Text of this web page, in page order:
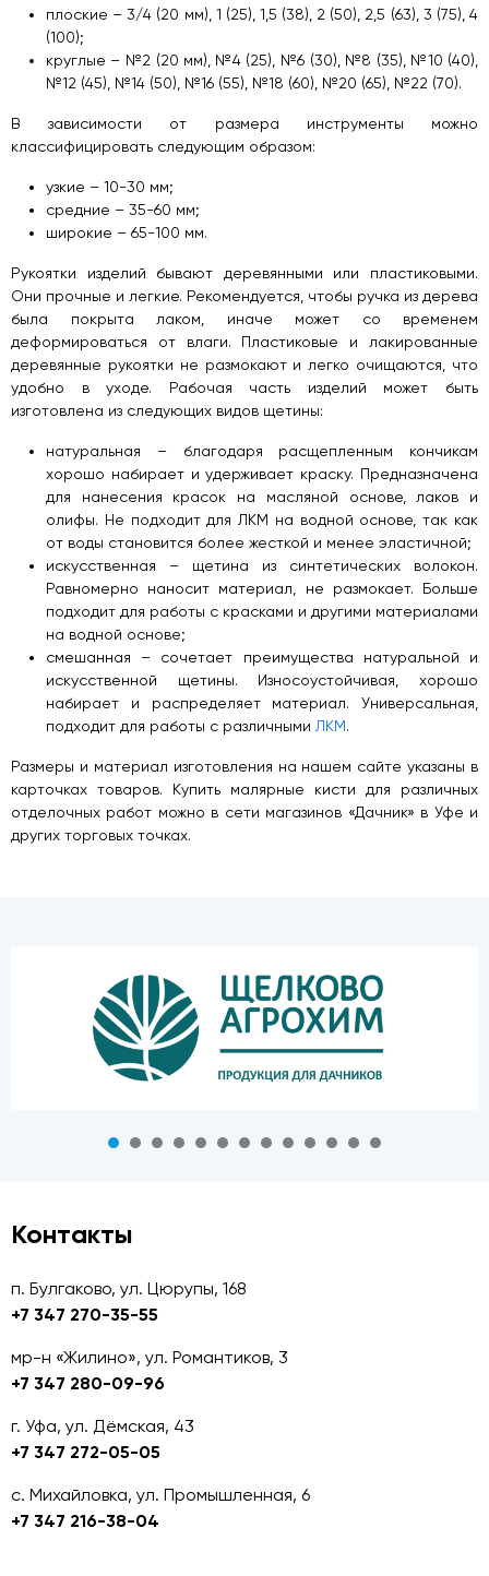
плоские – 3/4 (20 мм), 1 (25), 1,5 (38), 2 (50), 2,5 (63), 3 (75), 4
(100);
круглые – №2 (20 мм), №4 (25), №6 (30), №8 (35), №10 (40),
№12 (45), №14 (50), №16 (55), №18 (60), №20 (65), №22 (70).
В зависимости от размера инструменты можно
классифицировать следующим образом:
узкие – 10-30 мм;
средние – 35-60 мм;
широкие – 65-100 мм.
Рукоятки изделий бывают деревянными или пластиковыми.
Они прочные и легкие. Рекомендуется, чтобы ручка из дерева
была покрыта лаком, иначе может со временем
деформироваться от влаги. Пластиковые и лакированные
деревянные рукоятки не размокают и легко очищаются, что
удобно в уходе. Рабочая часть изделий может быть
изготовлена из следующих видов щетины:
натуральная – благодаря расщепленным кончикам
хорошо набирает и удерживает краску. Предназначена
для нанесения красок на масляной основе, лаков и
олифы. Не подходит для ЛКМ на водной основе, так как
от воды становится более жесткой и менее эластичной;
искусственная – щетина из синтетических волокон.
Равномерно наносит материал, не размокает. Больше
подходит для работы с красками и другими материалами
на водной основе;
смешанная – сочетает преимущества натуральной и
искусственной щетины. Износоустойчивая, хорошо
набирает и распределяет материал. Универсальная,
подходит для работы с различными ЛКМ.
Размеры и материал изготовления на нашем сайте указаны в
карточках товаров. Купить малярные кисти для различных
отделочных работ можно в сети магазинов «Дачник» в Уфе и
других торговых точках.
Контакты
п. Булгаково, ул. Цюрупы, 168
+7 347 270-35-55
мр-н «Жилино», ул. Романтиков, 3
+7 347 280-09-96
г. Уфа, ул. Дёмская, 43
+7 347 272-05-05
с. Михайловка, ул. Промышленная, 6
+7 347 216-38-04